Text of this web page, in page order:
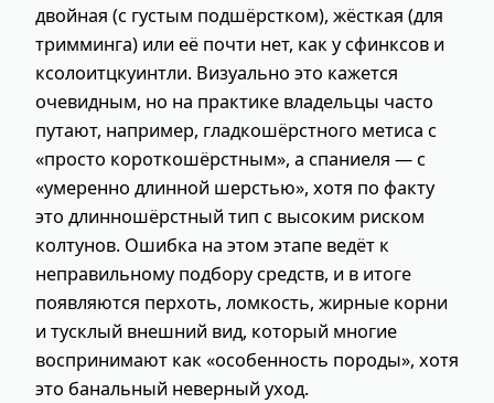
двойная (с густым подшёрстком), жёсткая (для
тримминга) или её почти нет, как у сфинксов и
ксолоитцкуинтли. Визуально это кажется
очевидным, но на практике владельцы часто
путают, например, гладкошёрстного метиса с
«просто короткошёрстным», а спаниеля — с
«умеренно длинной шерстью», хотя по факту
это длинношёрстный тип с высоким риском
колтунов. Ошибка на этом этапе ведёт к
неправильному подбору средств, и в итоге
появляются перхоть, ломкость, жирные корни
и тусклый внешний вид, который многие
воспринимают как «особенность породы», хотя
это банальный неверный уход.